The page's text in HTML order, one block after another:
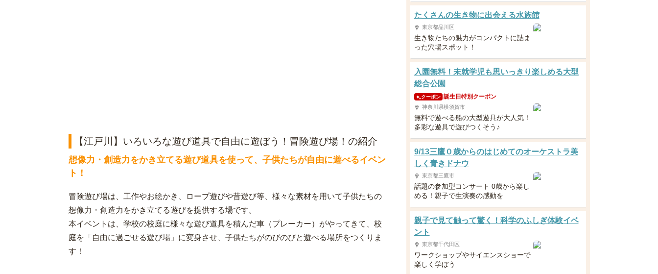
【江戸川】いろいろな遊び道具で自由に遊ぼう！冒険遊び場！の紹介
想像力・創造力をかき立てる遊び道具を使って、子供たちが自由に遊べるイベン
ト！
冒険遊び場は、工作やお絵かき、ロープ遊びや昔遊び等、様々な素材を用いて子供たちの
想像力・創造力をかき立てる遊びを提供する場です。
本イベントは、学校の校庭に様々な遊び道具を積んだ車（プレーカー）がやってきて、校
庭を「自由に過ごせる遊び場」に変身させ、子供たちがのびのびと遊べる場所をつくりま
す！
たくさんの生き物に出会える水族館
東京都品川区
生き物たちの魅力がコンパクトに詰ま
った穴場スポット！
入園無料！未就学児も思いっきり楽しめる大型
総合公園
クーポン 誕生日特別クーポン
神奈川県横須賀市
無料で遊べる船の大型遊具が大人気！
多彩な遊具で遊びつくそう♪
9/13三鷹０歳からのはじめてのオーケストラ美
しく青きドナウ
東京都三鷹市
話題の参加型コンサート 0歳から楽し
める！親子で生演奏の感動を
親子で見て触って驚く！科学のふしぎ体験イベ
ント
東京都千代田区
ワークショップやサイエンスショーで
楽しく学ぼう